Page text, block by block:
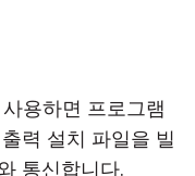
용하면 프로그램
력 설치 파일을 빌
통신합니다.